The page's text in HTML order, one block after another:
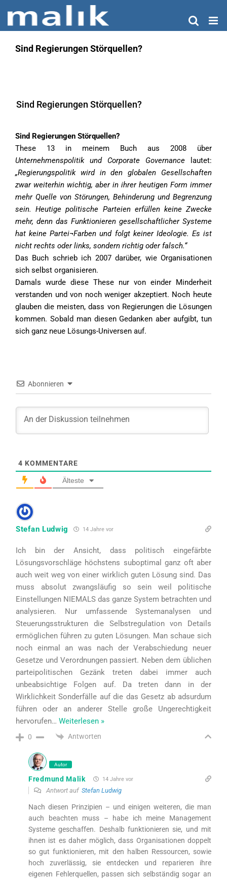
Inhalt
springen
Sind Regierungen Störquellen?
Sind Regierungen Störquellen?
Sind Regierungen Störquellen?
These 13 in meinem Buch aus 2008 über
Unternehmenspolitik und Corporate Governance lautet:
„Regierungspolitik wird in den globalen Gesellschaften
zwar weiterhin wichtig, aber in ihrer heutigen Form immer
mehr Quelle von Störungen, Behinderung und Begrenzung
sein. Heutige politische Parteien erfüllen keine Zwecke
mehr, denn das Funktionieren gesellschaftlicher Systeme
hat keine Partei¬Farben und folgt keiner Ideologie. Es ist
nicht rechts oder links, sondern richtig oder falsch.“
Das Buch schrieb ich 2007 darüber, wie Organisationen
sich selbst organisieren.
Damals wurde diese These nur von einder Minderheit
verstanden und von noch weniger akzeptiert. Noch heute
glauben die meisten, dass von Regierungen die Lösungen
kommen. Sobald man diesen Gedanken aber aufgibt, tun
sich ganz neue Lösungs-Universen auf.
Abonnieren
4 KOMMENTARE
Älteste
Stefan Ludwig 14 Jahre vor
Ich bin der Ansicht, dass politisch eingefärbte
Lösungsvorschläge höchstens suboptimal ganz oft aber
auch weit weg von einer wirklich guten Lösung sind. Das
muss absolut zwangsläufig so sein weil politische
Einstellungen NIEMALS das ganze System betrachten und
analysieren. Nur umfassende Systemanalysen und
Steuerungsstrukturen die Selbstregulation von Details
ermöglichen führen zu guten Lösungen. Man schaue sich
noch einmal an was nach der Verabschiedung neuer
Gesetze und Verordnungen passiert. Neben dem üblichen
parteipolitischen Gezänk treten dabei immer auch
unbeabsichtige Folgen auf. Da treten dann in der
Wirklichkeit Sonderfälle auf die das Gesetz ab adsurdum
führen oder an anderer Stelle große Ungerechtigkeit
hervorufen… Weiterlesen »
0 Antworten
Autor
Fredmund Malik 14 Jahre vor
Antwort auf Stefan Ludwig
Nach diesen Prinzipien – und einigen weiteren, die man
auch beachten muss – habe ich meine Management
Systeme geschaffen. Deshalb funktionieren sie, und mit
ihnen ist es daher möglich, dass Organisationen doppelt
so gut funktionieren, mit den halben Ressourcen, sowie
hoch zuverlässig, sie entdecken und reparieren ihre
eigenen Fehlerquellen, passen sich selbständig sogar an